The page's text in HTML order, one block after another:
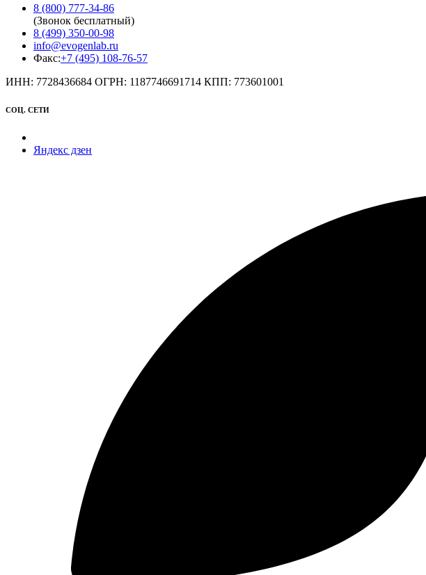
8 (800) 777-34-86
(Звонок бесплатный)
8 (499) 350-00-98
info@evogenlab.ru
Факс:+7 (495) 108-76-57
ИНН: 7728436684 ОГРН: 1187746691714 КПП: 773601001
СОЦ. СЕТИ
Яндекс дзен